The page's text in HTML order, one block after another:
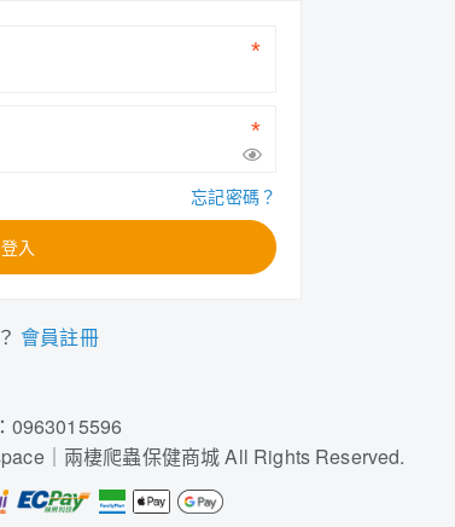
忘記密碼？
登入
會員註冊
0963015596
｜兩棲爬蟲保健商城 All Rights Reserved.